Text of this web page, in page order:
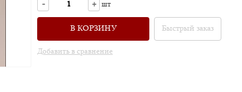
-
+ шт
В КОРЗИНУ Быстрый заказ
Добавить в сравнение